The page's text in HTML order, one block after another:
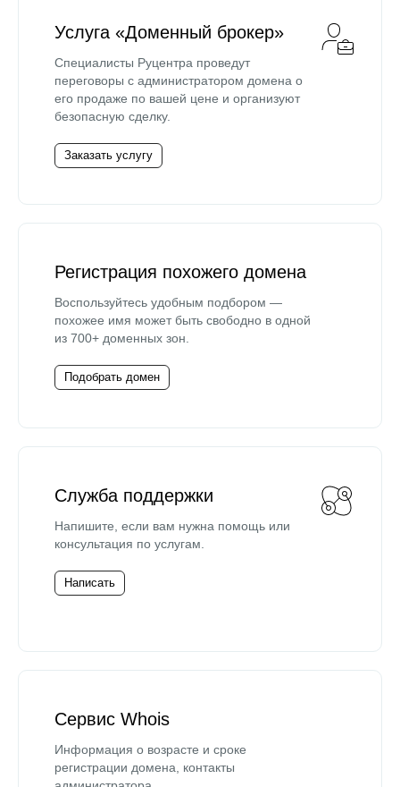
Услуга «Доменный брокер»
Специалисты Руцентра проведут
переговоры с администратором домена о
его продаже по вашей цене и организуют
безопасную сделку.
Заказать услугу
Регистрация похожего домена
Воспользуйтесь удобным подбором —
похожее имя может быть свободно в одной
из 700+ доменных зон.
Подобрать домен
Служба поддержки
Напишите, если вам нужна помощь или
консультация по услугам.
Написать
Сервис Whois
Информация о возрасте и сроке
регистрации домена, контакты